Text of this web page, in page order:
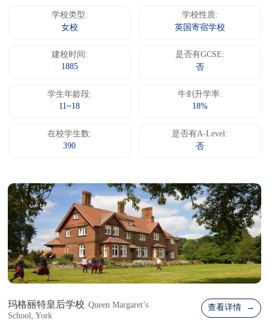
学校类型:
女校
学校性质:
英国寄宿学校
建校时间:
1885
是否有GCSE:
否
学生年龄段:
11~18
牛剑升学率:
18%
在校学生数:
390
是否有A-Level:
否
玛格丽特皇后学校 Queen Margaret’s
School, York
查看详情 →